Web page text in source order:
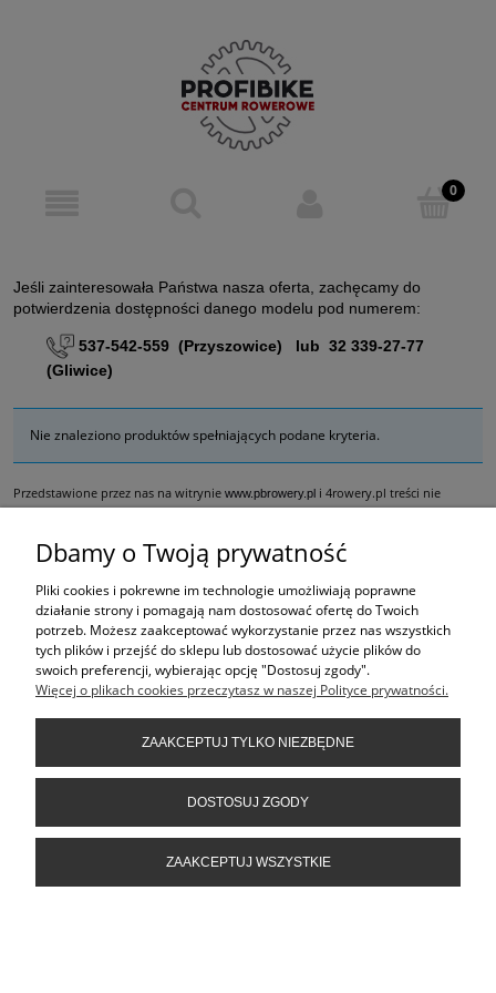
Jeśli zainteresowała Państwa nasza oferta, zachęcamy do
potwierdzenia dostępności danego modelu pod numerem:
537-542-559 (Przyszowice) lub 32 339-27-77
(Gliwice)
Nie znaleziono produktów spełniających podane kryteria.
Przedstawione przez nas na witrynie www.pbrowery.pl i 4rowery.pl treści nie
oraz do dokonania zakupów w naszych sklepach stacjonarnych.
ŚLEDŹ NAS NA
PRODUKTY
POMOC
INFORMACJE
Dbamy o Twoją prywatność
Pliki cookies i pokrewne im technologie umożliwiają poprawne
działanie strony i pomagają nam dostosować ofertę do Twoich
potrzeb. Możesz zaakceptować wykorzystanie przez nas wszystkich
tych plików i przejść do sklepu lub dostosować użycie plików do
swoich preferencji, wybierając opcję "Dostosuj zgody".
Więcej o plikach cookies przeczytasz w naszej Polityce prywatności.
ZAAKCEPTUJ TYLKO NIEZBĘDNE
DOSTOSUJ ZGODY
ZAAKCEPTUJ WSZYSTKIE